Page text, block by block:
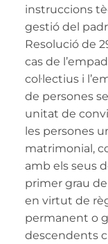
instruccions
gestió del
Resolució de
cas de
col·lectius i
de persones
unitat de
les persones
matrimonial,
amb els seus
primer grau
en virtut de
permanent o
descendents